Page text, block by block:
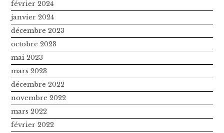
février 2024
janvier 2024
décembre 2023
octobre 2023
mai 2023
mars 2023
décembre 2022
novembre 2022
mars 2022
février 2022